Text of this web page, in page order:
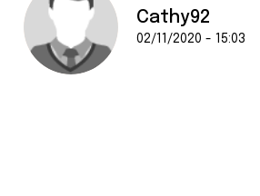
Cathy92
02/11/2020 - 15:03